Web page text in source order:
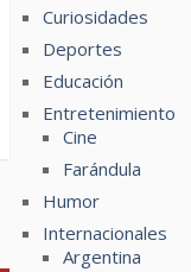
Curiosidades
Deportes
Educación
Entretenimiento
Cine
Farándula
Humor
Internacionales
Argentina